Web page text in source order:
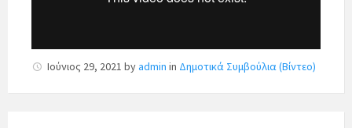
Ιούνιος 29, 2021 byadmin in Δημοτικά Συμβούλια (Βίντεο)